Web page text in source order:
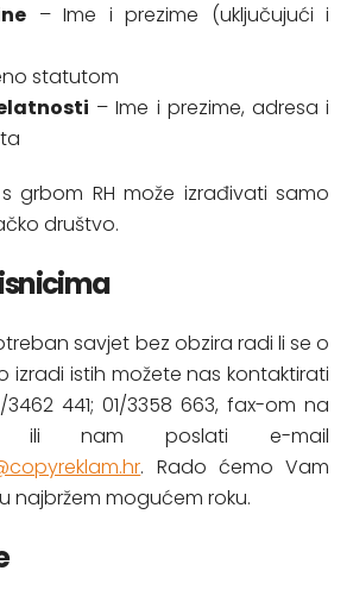
– Ime i prezime (uključujući i
statutom
– Ime i prezime, adresa i
grbom RH može izrađivati samo
društvo.
savjet bez obzira radi li se o
izradi istih možete nas kontaktirati
441; 01/3358 663, fax-om na
ili nam poslati e-mail
. Rado ćemo Vam
najbržem mogućem roku.